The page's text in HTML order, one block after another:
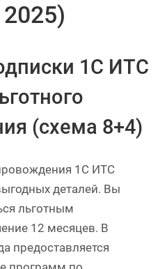
1С ИТС
(схема 8+4)
1С ИТС
деталей. Вы
льготным
12 месяцев. В
предоставляется